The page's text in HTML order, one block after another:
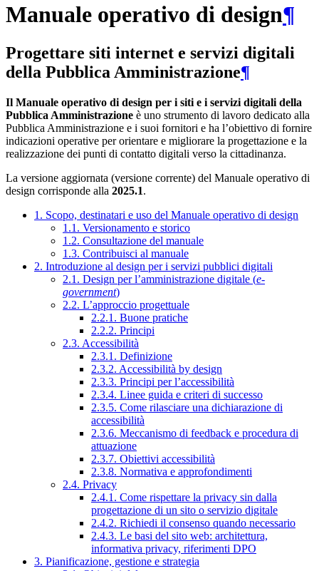
Manuale operativo di design¶
Progettare siti internet e servizi digitali
della Pubblica Amministrazione¶
Il Manuale operativo di design per i siti e i servizi digitali della
Pubblica Amministrazione è uno strumento di lavoro dedicato alla
Pubblica Amministrazione e i suoi fornitori e ha l’obiettivo di fornire
indicazioni operative per orientare e migliorare la progettazione e la
realizzazione dei punti di contatto digitali verso la cittadinanza.
La versione aggiornata (versione corrente) del Manuale operativo di
design corrisponde alla 2025.1.
1. Scopo, destinatari e uso del Manuale operativo di design
1.1. Versionamento e storico
1.2. Consultazione del manuale
1.3. Contribuisci al manuale
2. Introduzione al design per i servizi pubblici digitali
2.1. Design per l’amministrazione digitale (e-
government)
2.2. L’approccio progettuale
2.2.1. Buone pratiche
2.2.2. Principi
2.3. Accessibilità
2.3.1. Definizione
2.3.2. Accessibilità by design
2.3.3. Principi per l’accessibilità
2.3.4. Linee guida e criteri di successo
2.3.5. Come rilasciare una dichiarazione di
accessibilità
2.3.6. Meccanismo di feedback e procedura di
attuazione
2.3.7. Obiettivi accessibilità
2.3.8. Normativa e approfondimenti
2.4. Privacy
2.4.1. Come rispettare la privacy sin dalla
progettazione di un sito o servizio digitale
2.4.2. Richiedi il consenso quando necessario
2.4.3. Le basi del sito web: architettura,
informativa privacy, riferimenti DPO
3. Pianificazione, gestione e strategia